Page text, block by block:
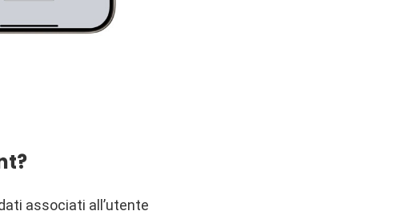
associati all’utente